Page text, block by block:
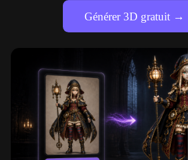
Générer 3D gratuit →